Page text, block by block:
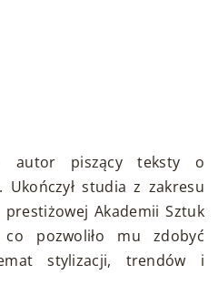
autor piszący teksty o
studia z zakresu
Akademii Sztuk
pozwoliło mu zdobyć
stylizacji, trendów i